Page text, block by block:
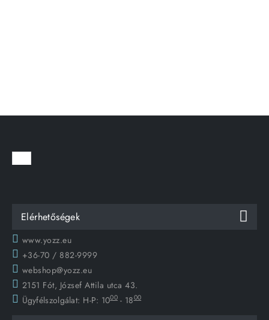
Elérhetőségek
www.yozz.eu
+36-70 / 882-9999
webshop@yozz.eu
2151 Fót, József Attila utca 43.
Ügyfélszolgálat: H-P: 1000 - 1800